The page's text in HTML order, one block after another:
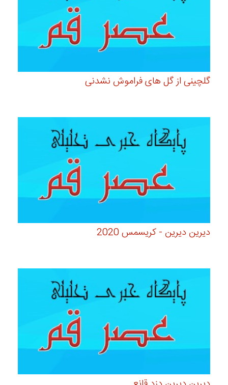
گلچینی از گل های فراموش نشدنی
دیرین دیرین - کریسمس 2020